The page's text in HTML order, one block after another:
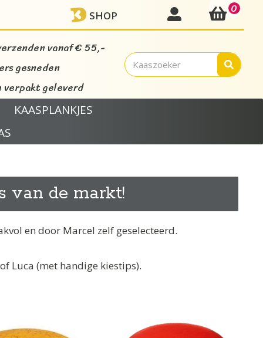
SHOP mijn account0
vanaf € 55,-
gesneden
verpakt geleverd
KAASPLANKJES
van de markt!
en door Marcel zelf geselecteerd.
Luca (met handige kiestips).